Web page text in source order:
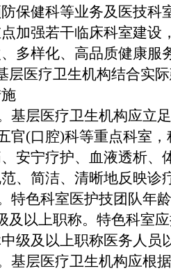
保健科等业务及医技
加强若干临床科室建
多样化、高品质健康
医疗卫生机构结合实际
基层医疗卫生机构应立
官(口腔)科等重点科室
安宁疗护、血液透析
、简洁、清晰地反映诊
特色科室医护技团队年
及以上职称。特色科室
级及以上职称医务人员
基层医疗卫生机构应根